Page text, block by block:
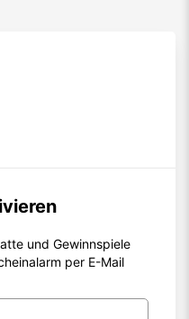
und Gewinnspiele
per E-Mail